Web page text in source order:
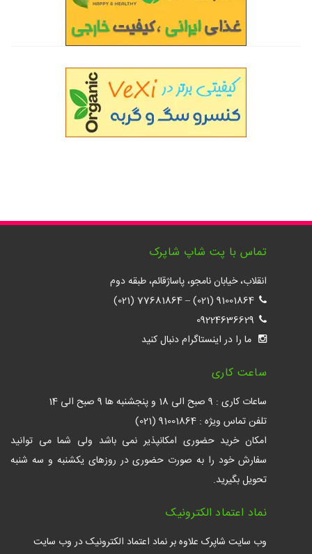
تماس با پت شاپ شاپرک
انقلاب، خیابان نامجو، پاساژقائم، طبقه دوم
91001864 (021)
–
77681864 (021)
09224636629
ما را در اینستاگرام دنبال کنید
ساعت کاری
ساعات کاری : 9 صبح الی 18 و پنجشنبه ها 9 صبح الی 14
تلفن تماس ویژه : 91001864 (021)
امکان خرید حضوری امکانپذیر نمی باشد ولی شما می توانید
سفارش خود را به صورت حضوری در روزهای یکشنبه و سه شنبه
تحویل بگیرید.
نماد اعتماد الکترونیک
وب سایت شاپرک علاوه بر نماد اعتماد الکترونیک در وب سایت